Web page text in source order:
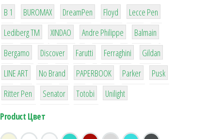
B 1
1
BUROMAX
1
DreamPen
2
Floyd
2
Lecce Pen
3
Lediberg ТМ
3
XINDAO
1
Andre Philippe
4
Balmain
26
Bergamo
64
Discover
299
Farutti
4
Ferraghini
42
Gildan
4
LINE ART
90
No Brand
8
PAPERBOOK
6
Parker
2
Pusk
22
Ritter Pen
15
Senator
43
Totobi
1
Unilight
Product Цвет